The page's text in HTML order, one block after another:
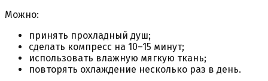
Можно:
принять прохладный душ;
сделать компресс на 10–15 минут;
использовать влажную мягкую ткань;
повторять охлаждение несколько раз в день.